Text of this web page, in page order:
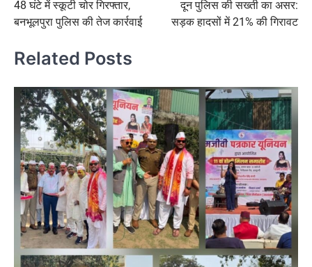
navigation
48 घंटे में स्कूटी चोर गिरफ्तार,
बनभूलपुरा पुलिस की तेज कार्रवाई
दून पुलिस की सख्ती का असर:
सड़क हादसों में 21% की गिरावट
Related Posts